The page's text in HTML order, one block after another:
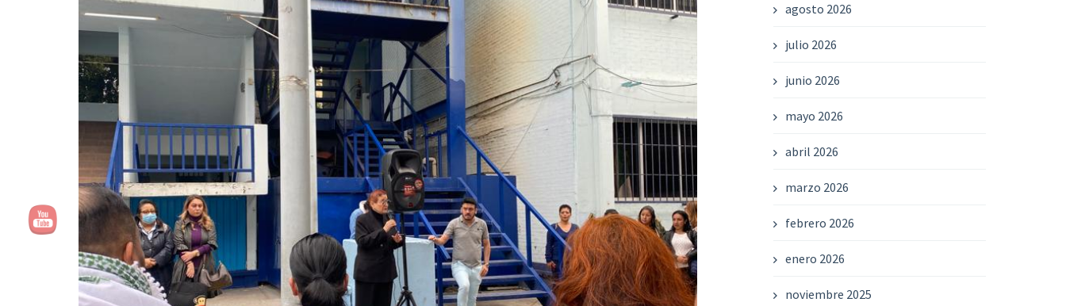
agosto 2026
julio 2026
junio 2026
mayo 2026
abril 2026
marzo 2026
febrero 2026
enero 2026
noviembre 2025